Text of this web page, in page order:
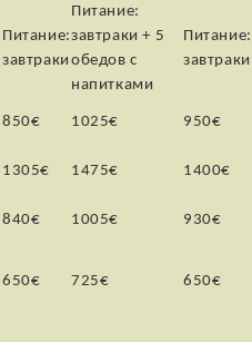
Питание:
завтраки
Питание:
завтраки + 5
обедов с
напитками
Питание:
завтраки
850€ 1025€ 950€
1305€ 1475€ 1400€
840€ 1005€ 930€
650€ 725€ 650€